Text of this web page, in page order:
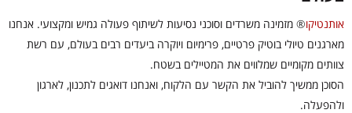
אותנטיקו® מזמינה משרדים וסוכני נסיעות לשיתוף פעולה גמיש ומקצועי. אנחנו
מארגנים טיולי בוטיק פרטיים, פרימיום ויוקרה ביעדים רבים בעולם, עם רשת
צוותים מקומיים שמלווים את המטיילים בשטח.
הסוכן ממשיך להוביל את הקשר עם הלקוח, ואנחנו דואגים לתכנון, לארגון
ולהפעלה.